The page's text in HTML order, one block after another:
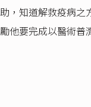
知道解救疫病
要完成以醫術